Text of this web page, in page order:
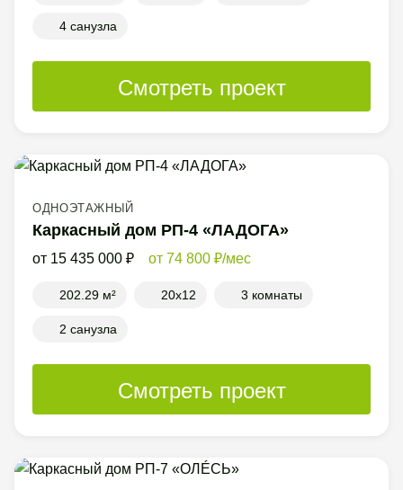
4 санузла
Смотреть проект
ОДНОЭТАЖНЫЙ
Каркасный дом РП-4 «ЛАДОГА»
15 435 000 74 800 /мес
202.29 м² 20x12 3 комнаты
2 санузла
Смотреть проект